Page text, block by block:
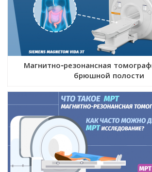
Магнитно-резонансная
брюшной полости